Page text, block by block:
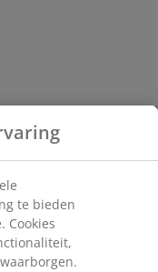
te bieden
Cookies